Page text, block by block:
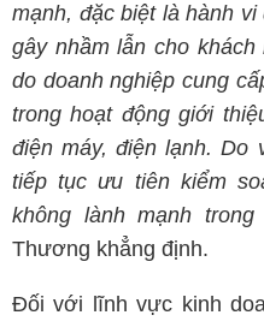
mạnh, đặc biệt là hành
gây nhầm lẫn cho
do doanh nghiệp cung
trong hoạt động giới
điện máy, điện lạnh. Do
tiếp tục ưu tiên kiểm
không lành mạnh
Thương khẳng định.
Đối với lĩnh vực kinh